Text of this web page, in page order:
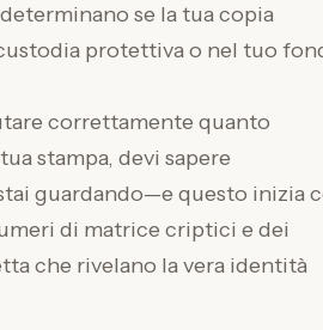
se la tua copia
protettiva o nel tuo
correttamente quanto
stampa, devi sapere
guardando—e questo inizia
di matrice criptici e dei
che rivelano la vera identità